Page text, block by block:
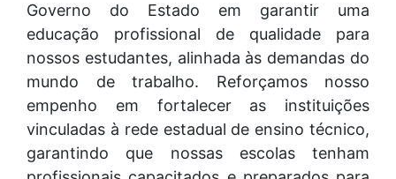
Governo do Estado em garantir uma
educação profissional de qualidade para
nossos estudantes, alinhada às demandas do
mundo de trabalho. Reforçamos nosso
empenho em fortalecer as instituições
vinculadas à rede estadual de ensino técnico,
garantindo que nossas escolas tenham